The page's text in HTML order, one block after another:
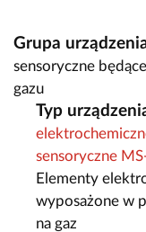
Grupa
sensoryczne
gazu
Typ
sensoryczne
Elementy
wyposażone w
na gaz